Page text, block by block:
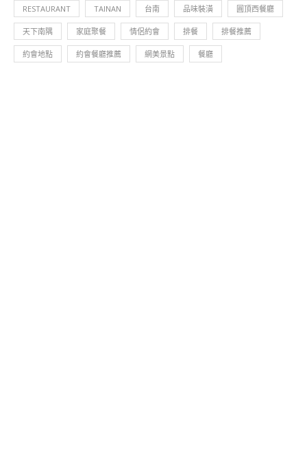
RESTAURANT TAINAN 台南 品味裝潢 圓頂西餐廳
天下南隅 家庭聚餐 情侶約會 排餐 排餐推薦
約會地點 約會餐廳推薦 網美景點 餐廳